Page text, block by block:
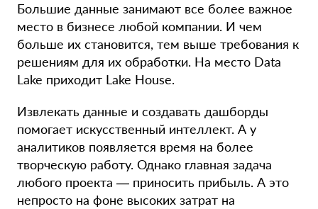
Большие данные занимают все более важное
место в бизнесе любой компании. И чем
больше их становится, тем выше требования к
решениям для их обработки. На место Data
Lake приходит Lake House.
Извлекать данные и создавать дашборды
помогает искусственный интеллект. А у
аналитиков появляется время на более
творческую работу. Однако главная задача
любого проекта — приносить прибыль. А это
непросто на фоне высоких затрат на